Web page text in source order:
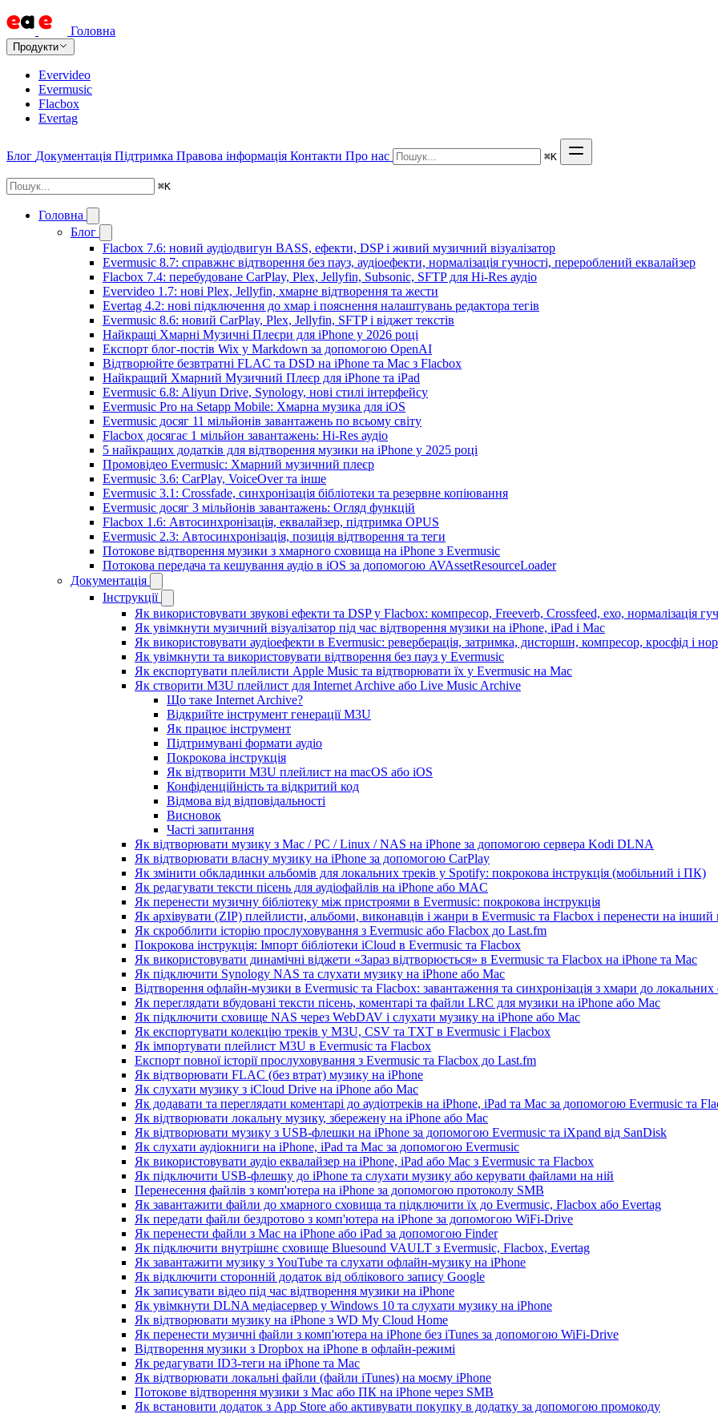
Головна
Продукти
Evervideo
Evermusic
Flacbox
Evertag
Блог Документація Підтримка Правова інформація Контакти Про нас ⌘K
⌘K
Головна
Блог
Flacbox 7.6: новий аудіодвигун BASS, ефекти, DSP і живий музичний візуалізатор
Evermusic 8.7: справжнє відтворення без пауз, аудіоефекти, нормалізація гучності, перероблений еквалайзер
Flacbox 7.4: перебудоване CarPlay, Plex, Jellyfin, Subsonic, SFTP для Hi-Res аудіо
Evervideo 1.7: нові Plex, Jellyfin, хмарне відтворення та жести
Evertag 4.2: нові підключення до хмар і пояснення налаштувань редактора тегів
Evermusic 8.6: новий CarPlay, Plex, Jellyfin, SFTP і віджет текстів
Найкращі Хмарні Музичні Плеєри для iPhone у 2026 році
Експорт блог-постів Wix у Markdown за допомогою OpenAI
Відтворюйте безвтратні FLAC та DSD на iPhone та Mac з Flacbox
Найкращий Хмарний Музичний Плеєр для iPhone та iPad
Evermusic 6.8: Aliyun Drive, Synology, нові стилі інтерфейсу
Evermusic Pro на Setapp Mobile: Хмарна музика для iOS
Evermusic досяг 11 мільйонів завантажень по всьому світу
Flacbox досягає 1 мільйон завантажень: Hi-Res аудіо
5 найкращих додатків для відтворення музики на iPhone у 2025 році
Промовідео Evermusic: Хмарний музичний плеєр
Evermusic 3.6: CarPlay, VoiceOver та інше
Evermusic 3.1: Crossfade, синхронізація бібліотеки та резервне копіювання
Evermusic досяг 3 мільйонів завантажень: Огляд функцій
Flacbox 1.6: Автосинхронізація, еквалайзер, підтримка OPUS
Evermusic 2.3: Автосинхронізація, позиція відтворення та теги
Потокове відтворення музики з хмарного сховища на iPhone з Evermusic
Потокова передача та кешування аудіо в iOS за допомогою AVAssetResourceLoader
Документація
Інструкції
Як використовувати звукові ефекти та DSP у Flacbox: компресор, Freeverb, Crossfeed, ехо, нормалізація
Як увімкнути музичний візуалізатор під час відтворення музики на iPhone, iPad і Mac
Як використовувати аудіоефекти в Evermusic: реверберація, затримка, дисторшн, компресор, кросфід і
Як увімкнути та використовувати відтворення без пауз у Evermusic
Як експортувати плейлисти Apple Music та відтворювати їх у Evermusic на Mac
Як створити M3U плейлист для Internet Archive або Live Music Archive
Що таке Internet Archive?
Відкрийте інструмент генерації M3U
Як працює інструмент
Підтримувані формати аудіо
Покрокова інструкція
Як відтворити M3U плейлист на macOS або iOS
Конфіденційність та відкритий код
Відмова від відповідальності
Висновок
Часті запитання
Як відтворювати музику з Mac / PC / Linux / NAS на iPhone за допомогою сервера Kodi DLNA
Як відтворювати власну музику на iPhone за допомогою CarPlay
Як змінити обкладинки альбомів для локальних треків у Spotify: покрокова інструкція (мобільний і ПК)
Як редагувати тексти пісень для аудіофайлів на iPhone або MAC
Як перенести музичну бібліотеку між пристроями в Evermusic: покрокова інструкція
Як архівувати (ZIP) плейлисти, альбоми, виконавців і жанри в Evermusic та Flacbox і перенести на інший
Як скробблити історію прослуховування з Evermusic або Flacbox до Last.fm
Покрокова інструкція: Імпорт бібліотеки iCloud в Evermusic та Flacbox
Як використовувати динамічні віджети «Зараз відтворюється» в Evermusic та Flacbox на iPhone та Mac
Як підключити Synology NAS та слухати музику на iPhone або Mac
Відтворення офлайн-музики в Evermusic та Flacbox: завантаження та синхронізація з хмари до локальних
Як переглядати вбудовані тексти пісень, коментарі та файли LRC для музики на iPhone або Mac
Як підключити сховище NAS через WebDAV і слухати музику на iPhone або Mac
Як експортувати колекцію треків у M3U, CSV та TXT в Evermusic і Flacbox
Як імпортувати плейлист M3U в Evermusic та Flacbox
Експорт повної історії прослуховування з Evermusic та Flacbox до Last.fm
Як відтворювати FLAC (без втрат) музику на iPhone
Як слухати музику з iCloud Drive на iPhone або Mac
Як додавати та переглядати коментарі до аудіотреків на iPhone, iPad та Mac за допомогою Evermusic та
Як відтворювати локальну музику, збережену на iPhone або Mac
Як відтворювати музику з USB-флешки на iPhone за допомогою Evermusic та iXpand від SanDisk
Як слухати аудіокниги на iPhone, iPad та Mac за допомогою Evermusic
Як використовувати аудіо еквалайзер на iPhone, iPad або Mac з Evermusic та Flacbox
Як підключити USB-флешку до iPhone та слухати музику або керувати файлами на ній
Перенесення файлів з комп'ютера на iPhone за допомогою протоколу SMB
Як завантажити файли до хмарного сховища та підключити їх до Evermusic, Flacbox або Evertag
Як передати файли бездротово з комп'ютера на iPhone за допомогою WiFi-Drive
Як перенести файли з Mac на iPhone або iPad за допомогою Finder
Як підключити внутрішнє сховище Bluesound VAULT з Evermusic, Flacbox, Evertag
Як завантажити музику з YouTube та слухати офлайн-музику на iPhone
Як відключити сторонній додаток від облікового запису Google
Як записувати відео під час відтворення музики на iPhone
Як увімкнути DLNA медіасервер у Windows 10 та слухати музику на iPhone
Як відтворювати музику на iPhone з WD My Cloud Home
Як перенести музичні файли з комп'ютера на iPhone без iTunes за допомогою WiFi-Drive
Відтворення музики з Dropbox на iPhone в офлайн-режимі
Як редагувати ID3-теги на iPhone та Mac
Як відтворювати локальні файли (файли iTunes) на моєму iPhone
Потокове відтворення музики з Mac або ПК на iPhone через SMB
Як встановити додаток з App Store або активувати покупку в додатку за допомогою промокоду